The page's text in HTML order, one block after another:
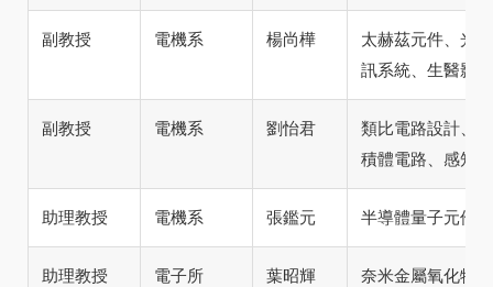
副教授 電機系 楊尚樺
太赫茲元件、光
訊系統、生醫影像
副教授 電機系 劉怡君
類比電路設計、
積體電路、感知
助理教授 電機系 張鑑元 半導體量子元件
助理教授 電子所 葉昭輝
奈米金屬氧化物